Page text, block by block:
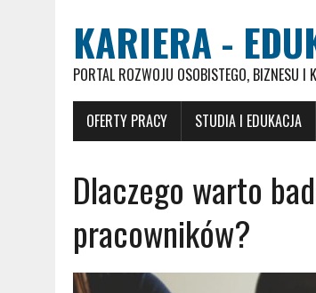
KARIERA -
PORTAL ROZWOJU OSOBISTEGO, BIZNESU I
OFERTY PRACY STUDIA I EDUKACJA
Dlaczego warto
pracowników?